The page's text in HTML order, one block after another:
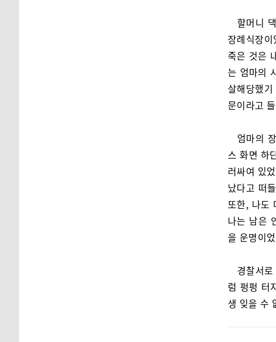
할머니
장례식장
죽은 것은
는 엄마의
살해당했
문이라고
엄마의
스 화면 하
러싸여 있
났다고 떠
또한, 나도
나는 남은
을 운명이
경찰서
럼 펑펑 터
생 잊을 수